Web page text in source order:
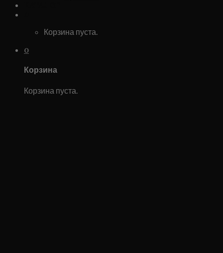
Корзина пуста.
0
Корзина
Корзина пуста.